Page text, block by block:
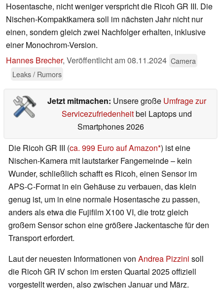
Hosentasche, nicht weniger verspricht die Ricoh GR III. Die
Nischen-Kompaktkamera soll im nächsten Jahr nicht nur
einen, sondern gleich zwei Nachfolger erhalten, inklusive
einer Monochrom-Version.
Hannes Brecher, Veröffentlicht am08.11.2024 Camera
Leaks / Rumors
Jetzt mitmachen: Unsere große Umfrage zur
Servicezufriedenheitbei Laptops und
Smartphones 2026
Die Ricoh GR III (ca. 999 Euro auf Amazon ) ist eine
Nischen-Kamera mit lautstarker Fangemeinde – kein
Wunder, schließlich schafft es Ricoh, einen Sensor im
APS-C-Format in ein Gehäuse zu verbauen, das klein
genug ist, um in eine normale Hosentasche zu passen,
anders als etwa die Fujifilm X100 VI, die trotz gleich
großem Sensor schon eine größere Jackentasche für den
Transport erfordert.
Laut der neuesten Informationen von Andrea Pizzini soll
die Ricoh GR IV schon im ersten Quartal 2025 offiziell
vorgestellt werden, also zwischen Januar und März.